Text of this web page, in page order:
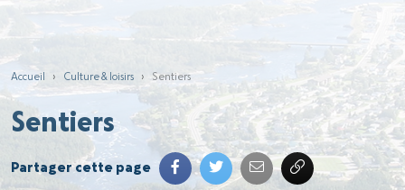
Accueil › Culture & loisirs › Sentiers
Sentiers
Partager cette page